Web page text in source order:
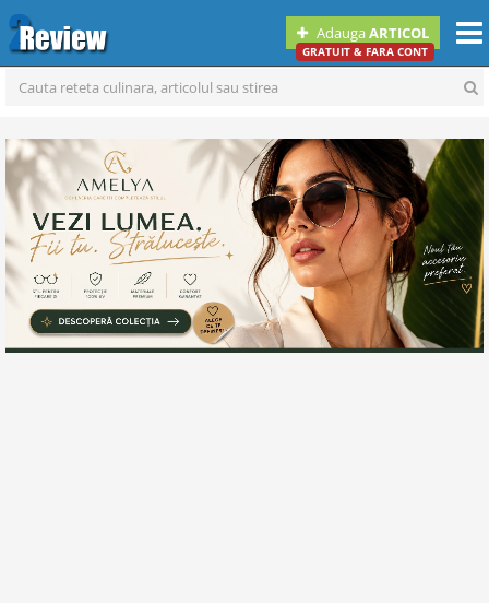
AdaugaARTICOL
GRATUIT & FARA CONT